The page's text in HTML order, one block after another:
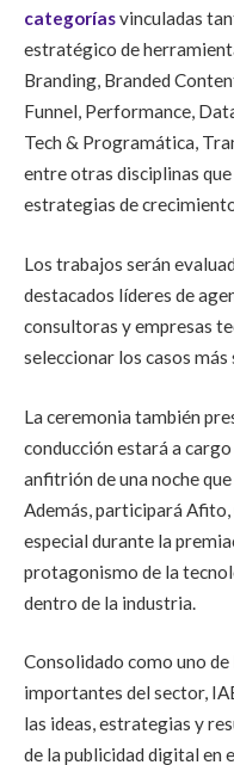
categoríasvinculadas
estratégico de
Branding, Branded
Funnel, Performance,
Tech & Programática,
entre otras disciplinas
estrategias de
Los trabajos serán
destacados líderes de
consultoras y empresas
seleccionar los casos
La ceremonia también
conducción estará a
anfitrión de una noche
Además, participará
especial durante la
protagonismo de la
dentro de la industria.
Consolidado como uno
importantes del sector,
las ideas, estrategias y
de la publicidad digital en